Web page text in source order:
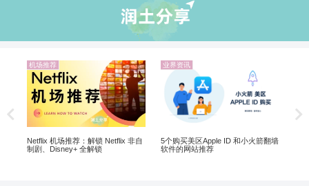
机场推荐
Netflix 机场推荐：解锁 Netflix 非自
制剧、Disney+ 全解锁
业界资讯
5个购买美区Apple ID 和小火箭翻墙
软件的网站推荐